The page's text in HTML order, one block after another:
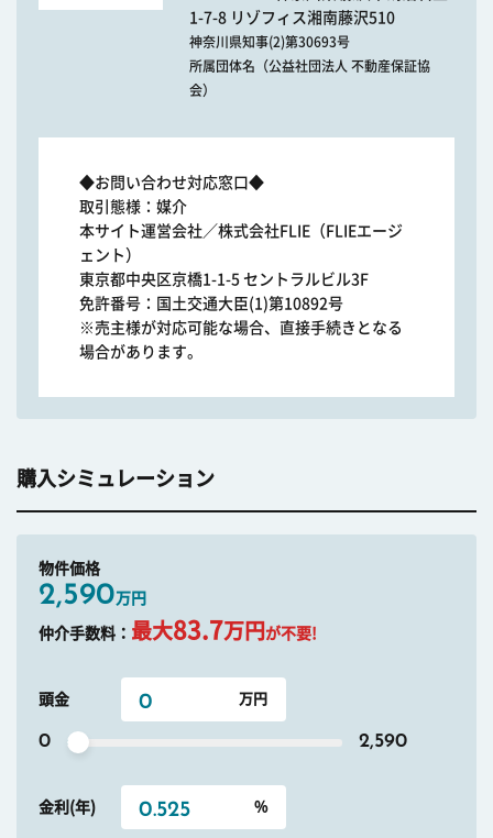
1-7-8 リゾフィス湘南藤沢510
神奈川県知事(2)第30693号
所属団体名（公益社団法人 不動産保証協
会）
◆お問い合わせ対応窓口◆
取引態様：媒介
本サイト運営会社／株式会社FLIE（FLIEエージ
ェント）
東京都中央区京橋1-1-5 セントラルビル3F
免許番号：国土交通大臣(1)第10892号
※売主様が対応可能な場合、直接手続きとなる
場合があります。
購入シミュレーション
物件価格
2,590万円
仲介手数料： 最大83.7万円 が不要!
頭金
0 2,590
金利(年)